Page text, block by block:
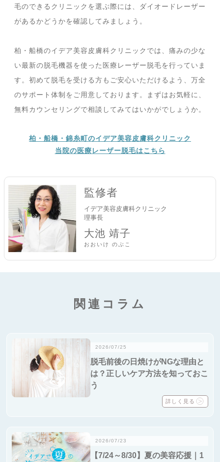
毛のできるクリニックを選ぶ際には、ダイオードレーザー
があるかどうかを確認してみましょう。
柏・船橋のイデア美容皮膚科クリニックでは、痛みの少な
い最新の脱毛機器を使った医療レーザー脱毛を行っていま
す。初めて脱毛を受ける方もご安心いただけるよう、万全
のサポート体制をご用意しております。まずはお気軽に、
無料カウンセリングで相談してみてはいかがでしょうか。
柏・船橋・錦糸町のイデア美容皮膚科クリニック
当院の医療レーザー脱毛はこちら
監修者
イデア美容皮膚科クリニック
理事長
大池 靖子
おおいけ のぶこ
関連コラム
2026/07/25
脱毛前後の日焼けがNGな理由と
は？正しいケア方法を知っておこ
う
詳しく見る
2026/07/23
【7/24～8/30】夏の美容応援｜1